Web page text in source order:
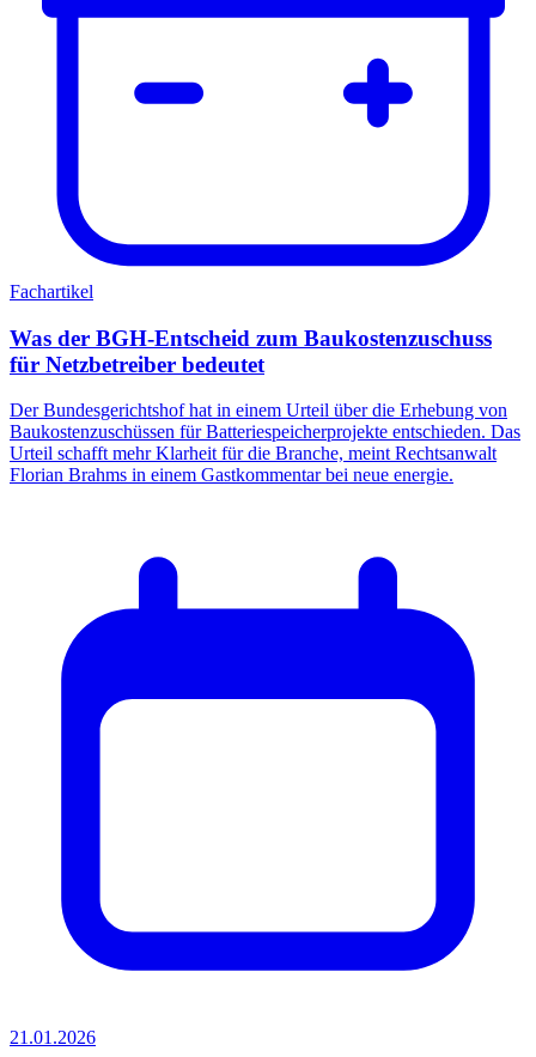
Fachartikel
Was der BGH-Entscheid zum Baukostenzuschuss
für Netzbetreiber bedeutet
Der Bundesgerichtshof hat in einem Urteil über die Erhebung von
Baukostenzuschüssen für Batteriespeicherprojekte entschieden. Das
Urteil schafft mehr Klarheit für die Branche, meint Rechtsanwalt
Florian Brahms in einem Gastkommentar bei neue energie.
21.01.2026